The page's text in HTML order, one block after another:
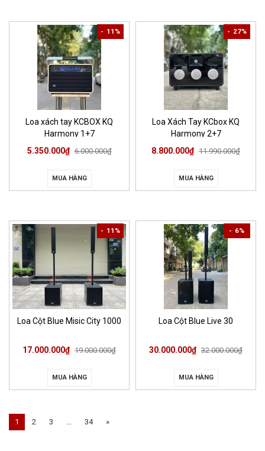
- 11%
Loa xách tay KCBOX KQ
Harmony 1+7
5.350.000₫ 6.000.000₫
MUA HÀNG
- 27%
Loa Xách Tay KCbox KQ
Harmony 2+7
8.800.000₫ 11.990.000₫
MUA HÀNG
- 11%
Loa Cột Blue Misic City 1000
17.000.000₫ 19.000.000₫
MUA HÀNG
- 6%
Loa Cột Blue Live 30
30.000.000₫ 32.000.000₫
MUA HÀNG
1 2 3 ... 34 »